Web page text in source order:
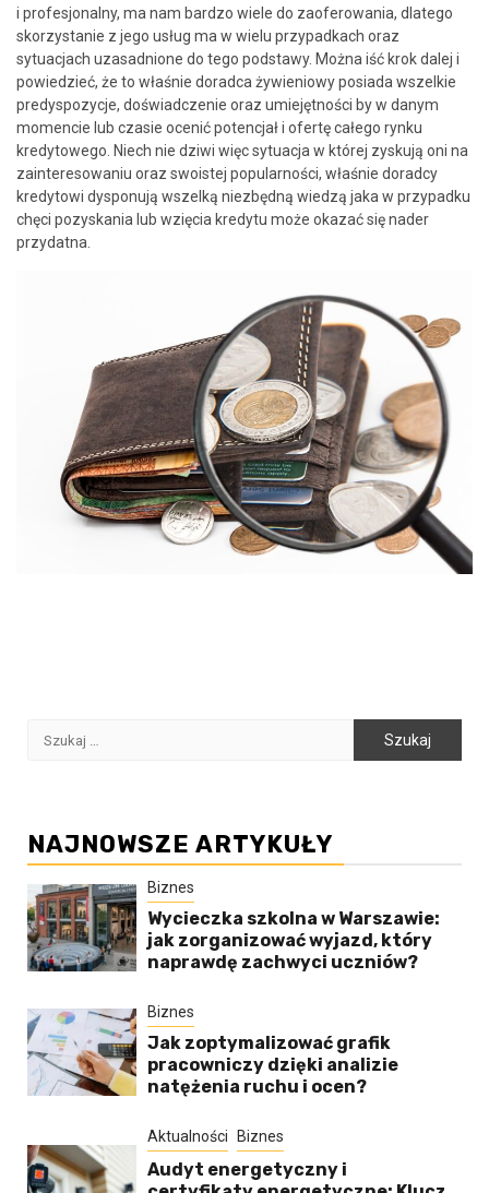
i profesjonalny, ma nam bardzo wiele do zaoferowania, dlatego
skorzystanie z jego usług ma w wielu przypadkach oraz
sytuacjach uzasadnione do tego podstawy. Można iść krok dalej i
powiedzieć, że to właśnie doradca żywieniowy posiada wszelkie
predyspozycje, doświadczenie oraz umiejętności by w danym
momencie lub czasie ocenić potencjał i ofertę całego rynku
kredytowego. Niech nie dziwi więc sytuacja w której zyskują oni na
zainteresowaniu oraz swoistej popularności, właśnie doradcy
kredytowi dysponują wszelką niezbędną wiedzą jaka w przypadku
chęci pozyskania lub wzięcia kredytu może okazać się nader
przydatna.
NAJNOWSZE ARTYKUŁY
Biznes
Wycieczka szkolna w Warszawie:
jak zorganizować wyjazd, który
naprawdę zachwyci uczniów?
Biznes
Jak zoptymalizować grafik
pracowniczy dzięki analizie
natężenia ruchu i ocen?
Aktualności Biznes
Audyt energetyczny i